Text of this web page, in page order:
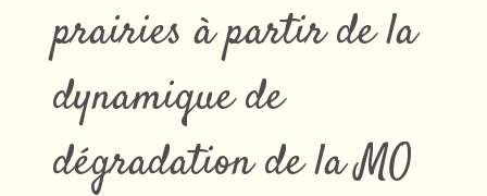
prairies à partir de la
dynamique de
dégradation de la MO